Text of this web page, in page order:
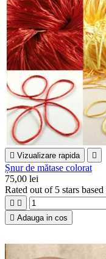
 Vizualizare rapida 
Șnur de mătase colorat
75,00 lei
Rated out of 5 stars based
 
 Adauga in cos